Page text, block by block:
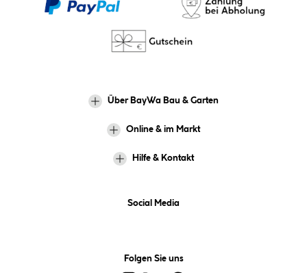
Über BayWa Bau & Garten
Online & im Markt
Hilfe & Kontakt
Social Media
Folgen Sie uns